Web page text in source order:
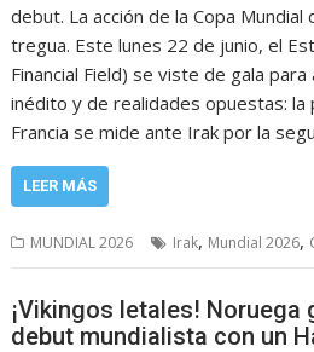
debut. La acción de la Copa Mundial
tregua. Este lunes 22 de junio, el
Financial Field) se viste de gala
inédito y de realidades opuestas: la
Francia se mide ante Irak por la
LEER MÁS
MUNDIAL 2026 Irak, Mundial 2026,
¡Vikingos letales! Noruega
debut mundialista con un